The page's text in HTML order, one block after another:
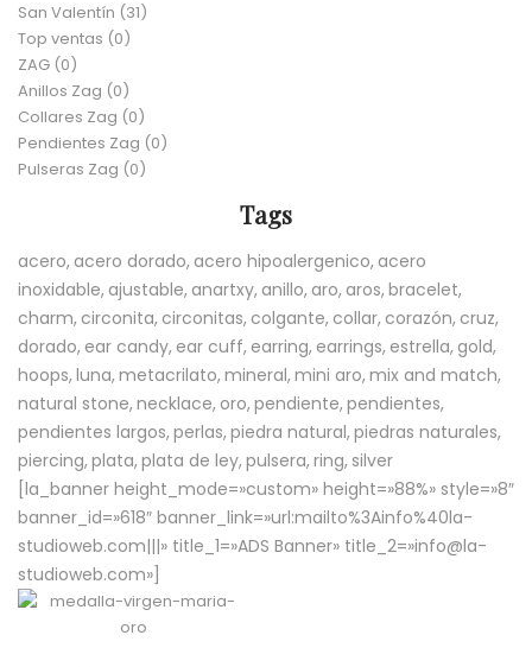
San Valentín (31)
Top ventas (0)
ZAG (0)
Anillos Zag (0)
Collares Zag (0)
Pendientes Zag (0)
Pulseras Zag (0)
Tags
acero acero dorado acero hipoalergenico acero
inoxidable ajustable anartxy anillo aro aros bracelet
charm circonita circonitas colgante collar corazón cruz
dorado ear candy ear cuff earring earrings estrella gold
hoops luna metacrilato mineral mini aro mix and match
natural stone necklace oro pendiente pendientes
pendientes largos perlas piedra natural piedras naturales
piercing plata plata de ley pulsera ring silver
[la_banner height_mode=»custom» height=»88%» style=»8″
banner_id=»618″ banner_link=»url:mailto%3Ainfo%40la-
studioweb.com|||» title_1=»ADS Banner» title_2=»info@la-
studioweb.com»]